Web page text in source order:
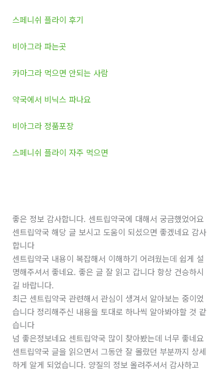
스페니쉬 플라이 후기
비아그라 파는곳
카마그라 먹으면 안되는 사람
약국에서 비닉스 파나요
비아그라 정품포장
스페니쉬 플라이 자주 먹으면
좋은 정보 감사합니다. 센트립약국에 대해서 궁금했었어요
센트립약국 해당 글 보시고 도움이 되셨으면 좋겠네요 감사
합니다
센트립약국 내용이 복잡해서 이해하기 어려웠는데 쉽게 설
명해주셔서 좋네요. 좋은 글 잘 읽고 갑니다 항상 건승하시
길 바랍니다.
최근 센트립약국 관련해서 관심이 생겨서 알아보는 중이었
습니다 정리해주신 내용을 토대로 하나씩 알아봐야할 것 같
습니다
넘 좋은정보네요 센트립약국 많이 찾아봤는데 너무 좋네요
센트립약국 글을 읽으면서 그동안 잘 몰랐던 부분까지 상세
하게 알게 되었습니다. 양질의 정보 올려주셔서 감사하고